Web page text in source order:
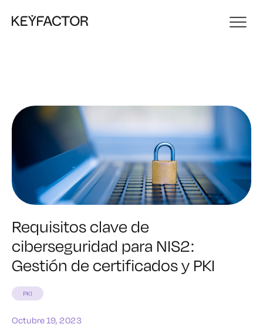
Requisitos clave de
ciberseguridad para NIS2:
Gestión de certificados y PKI
PKI
Octubre 19, 2023